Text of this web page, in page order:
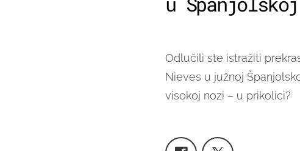
Odlučili ste istražiti
Nieves u južnoj
visokoj nozi – u prikolici?